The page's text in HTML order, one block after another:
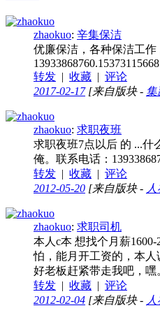
zhaokuo: 辛集保洁
优廉保洁，各种保洁工作
13933868760.15373115668
转发 | 收藏 | 评论
2017-02-17[来自版块 - 集
zhaokuo: 求职夜班
求职夜班7点以后 的 ...什
俺。联系电话：
转发 | 收藏 | 评论
2012-05-20 [来自版块 -
zhaokuo: 求职司机
本人c本 想找个月薪
怕，能月开工资的，本人
好老板赶紧带走我吧，嘿
转发 | 收藏 | 评论
2012-02-04 [来自版块 -